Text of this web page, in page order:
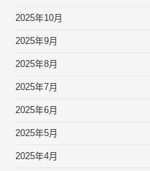
2025年10月
2025年9月
2025年8月
2025年7月
2025年6月
2025年5月
2025年4月